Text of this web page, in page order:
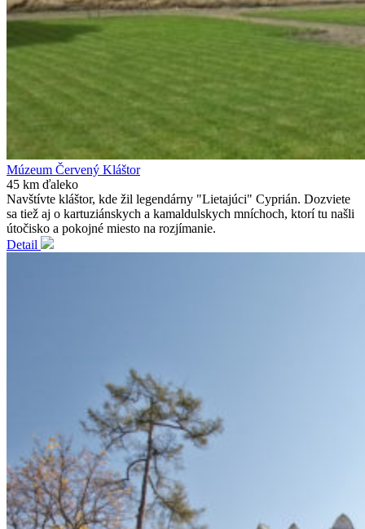
Múzeum Červený Kláštor
45 km ďaleko
Navštívte kláštor, kde žil legendárny "Lietajúci" Cyprián. Dozviete
sa tiež aj o kartuziánskych a kamaldulskych mníchoch, ktorí tu našli
útočisko a pokojné miesto na rozjímanie.
Detail